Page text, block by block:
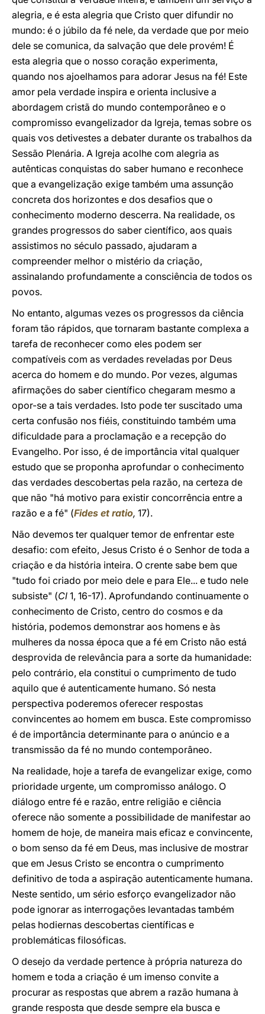
alegria, e é esta alegria que Cristo quer difundir no
mundo: é o júbilo da fé nele, da verdade que por meio
dele se comunica, da salvação que dele provém! É
esta alegria que o nosso coração experimenta,
quando nos ajoelhamos para adorar Jesus na fé! Este
amor pela verdade inspira e orienta inclusive a
abordagem cristã do mundo contemporâneo e o
compromisso evangelizador da Igreja, temas sobre os
quais vos detivestes a debater durante os trabalhos da
Sessão Plenária. A Igreja acolhe com alegria as
autênticas conquistas do saber humano e reconhece
que a evangelização exige também uma assunção
concreta dos horizontes e dos desafios que o
conhecimento moderno descerra. Na realidade, os
grandes progressos do saber científico, aos quais
assistimos no século passado, ajudaram a
compreender melhor o mistério da criação,
assinalando profundamente a consciência de todos os
povos.
No entanto, algumas vezes os progressos da ciência
foram tão rápidos, que tornaram bastante complexa a
tarefa de reconhecer como eles podem ser
compatíveis com as verdades reveladas por Deus
acerca do homem e do mundo. Por vezes, algumas
afirmações do saber científico chegaram mesmo a
opor-se a tais verdades. Isto pode ter suscitado uma
certa confusão nos fiéis, constituindo também uma
dificuldade para a proclamação e a recepção do
Evangelho. Por isso, é de importância vital qualquer
estudo que se proponha aprofundar o conhecimento
das verdades descobertas pela razão, na certeza de
que não "há motivo para existir concorrência entre a
razão e a fé" (Fides et ratio, 17).
Não devemos ter qualquer temor de enfrentar este
desafio: com efeito, Jesus Cristo é o Senhor de toda a
criação e da história inteira. O crente sabe bem que
"tudo foi criado por meio dele e para Ele... e tudo nele
subsiste" (Cl 1, 16-17). Aprofundando continuamente o
conhecimento de Cristo, centro do cosmos e da
história, podemos demonstrar aos homens e às
mulheres da nossa época que a fé em Cristo não está
desprovida de relevância para a sorte da humanidade:
pelo contrário, ela constitui o cumprimento de tudo
aquilo que é autenticamente humano. Só nesta
perspectiva poderemos oferecer respostas
convincentes ao homem em busca. Este compromisso
é de importância determinante para o anúncio e a
transmissão da fé no mundo contemporâneo.
Na realidade, hoje a tarefa de evangelizar exige, como
prioridade urgente, um compromisso análogo. O
diálogo entre fé e razão, entre religião e ciência
oferece não somente a possibilidade de manifestar ao
homem de hoje, de maneira mais eficaz e convincente,
o bom senso da fé em Deus, mas inclusive de mostrar
que em Jesus Cristo se encontra o cumprimento
definitivo de toda a aspiração autenticamente humana.
Neste sentido, um sério esforço evangelizador não
pode ignorar as interrogações levantadas também
pelas hodiernas descobertas científicas e
problemáticas filosóficas.
O desejo da verdade pertence à própria natureza do
homem e toda a criação é um imenso convite a
procurar as respostas que abrem a razão humana à
grande resposta que desde sempre ela busca e